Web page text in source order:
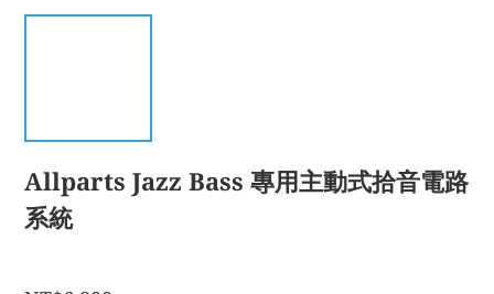
Allparts Jazz Bass 專用主動式拾音電路
系統